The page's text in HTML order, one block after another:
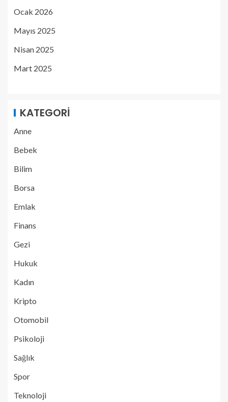
Ocak 2026
Mayıs 2025
Nisan 2025
Mart 2025
KATEGORI
Anne
Bebek
Bilim
Borsa
Emlak
Finans
Gezi
Hukuk
Kadın
Kripto
Otomobil
Psikoloji
Sağlık
Spor
Teknoloji